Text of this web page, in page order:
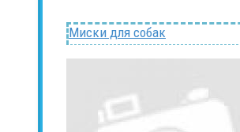
Миски для собак